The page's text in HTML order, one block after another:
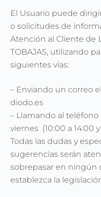
El Usuario puede
o solicitudes de
Atención al Cliente de
TOBAJAS, utilizando
siguientes vías:
– Enviando un correo
diodo.es
– Llamando al teléfono
viernes (10:00 a 14:00 y
Todas las dudas y
sugerencias serán
sobrepasar en ningún
establezca la